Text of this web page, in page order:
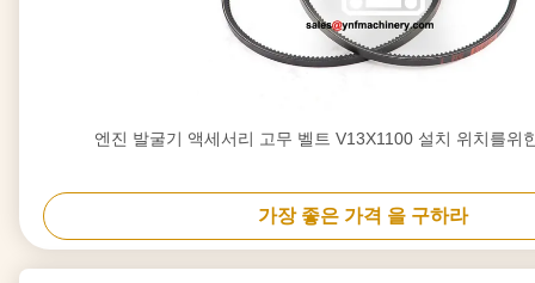
엔진 발굴기 액세서리 고무 벨트 V13X1100 설치 위치를위
가장 좋은 가격 을 구하라